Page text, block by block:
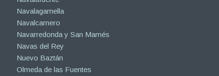
Navalagamella
Navalcarnero
Navarredonda y San Mamés
Navas del Rey
Nuevo Baztán
Olmeda de las Fuentes